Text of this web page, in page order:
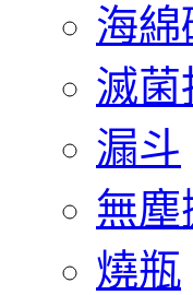
海綿
滅菌
漏斗
無塵
燒瓶